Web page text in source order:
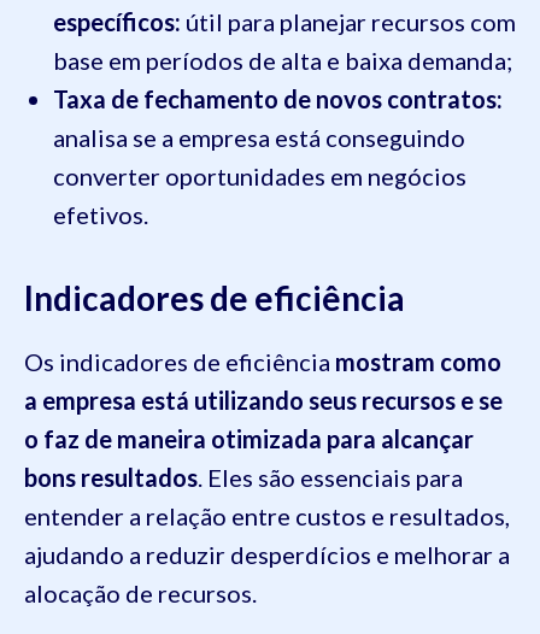
específicos: útil para planejar recursos com
base em períodos de alta e baixa demanda;
Taxa de fechamento de novos contratos:
analisa se a empresa está conseguindo
converter oportunidades em negócios
efetivos.
Indicadores de eficiência
Os indicadores de eficiência mostram como
a empresa está utilizando seus recursos e se
o faz de maneira otimizada para alcançar
bons resultados . Eles são essenciais para
entender a relação entre custos e resultados,
ajudando a reduzir desperdícios e melhorar a
alocação de recursos.